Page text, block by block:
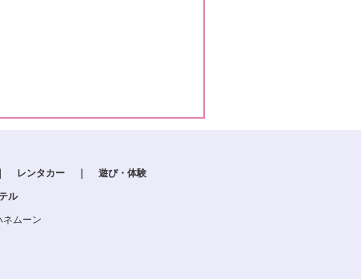
レンタカー 遊び・体験
ル
ネムーン